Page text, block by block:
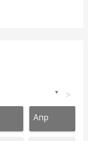
▼ >
Апр